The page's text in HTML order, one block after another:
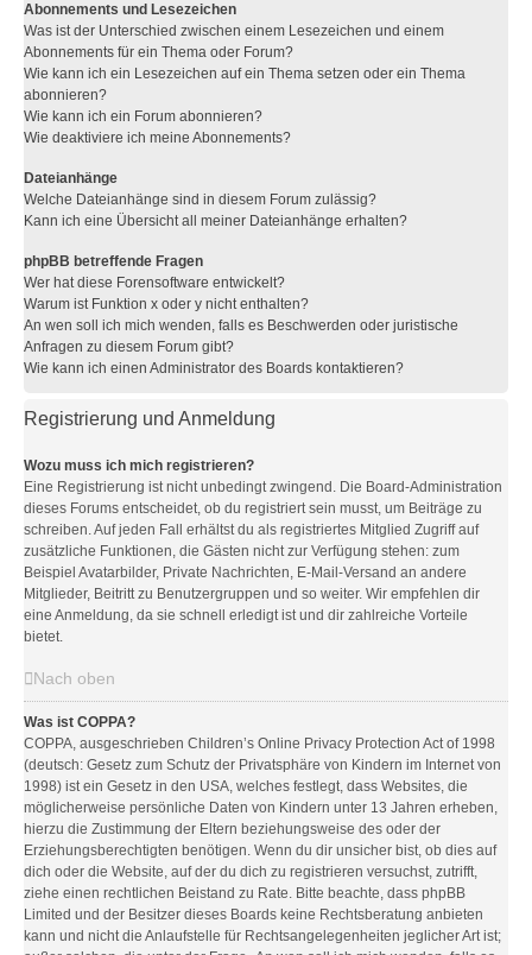
Abonnements und Lesezeichen
Was ist der Unterschied zwischen einem Lesezeichen und einem
Abonnements für ein Thema oder Forum?
Wie kann ich ein Lesezeichen auf ein Thema setzen oder ein Thema
abonnieren?
Wie kann ich ein Forum abonnieren?
Wie deaktiviere ich meine Abonnements?
Dateianhänge
Welche Dateianhänge sind in diesem Forum zulässig?
Kann ich eine Übersicht all meiner Dateianhänge erhalten?
phpBB betreffende Fragen
Wer hat diese Forensoftware entwickelt?
Warum ist Funktion x oder y nicht enthalten?
An wen soll ich mich wenden, falls es Beschwerden oder juristische
Anfragen zu diesem Forum gibt?
Wie kann ich einen Administrator des Boards kontaktieren?
Registrierung und Anmeldung
Wozu muss ich mich registrieren?
Eine Registrierung ist nicht unbedingt zwingend. Die Board-Administration
dieses Forums entscheidet, ob du registriert sein musst, um Beiträge zu
schreiben. Auf jeden Fall erhältst du als registriertes Mitglied Zugriff auf
zusätzliche Funktionen, die Gästen nicht zur Verfügung stehen: zum
Beispiel Avatarbilder, Private Nachrichten, E-Mail-Versand an andere
Mitglieder, Beitritt zu Benutzergruppen und so weiter. Wir empfehlen dir
eine Anmeldung, da sie schnell erledigt ist und dir zahlreiche Vorteile
bietet.
Nach oben
Was ist COPPA?
COPPA, ausgeschrieben Children’s Online Privacy Protection Act of 1998
(deutsch: Gesetz zum Schutz der Privatsphäre von Kindern im Internet von
1998) ist ein Gesetz in den USA, welches festlegt, dass Websites, die
möglicherweise persönliche Daten von Kindern unter 13 Jahren erheben,
hierzu die Zustimmung der Eltern beziehungsweise des oder der
Erziehungsberechtigten benötigen. Wenn du dir unsicher bist, ob dies auf
dich oder die Website, auf der du dich zu registrieren versuchst, zutrifft,
ziehe einen rechtlichen Beistand zu Rate. Bitte beachte, dass phpBB
Limited und der Besitzer dieses Boards keine Rechtsberatung anbieten
kann und nicht die Anlaufstelle für Rechtsangelegenheiten jeglicher Art ist;